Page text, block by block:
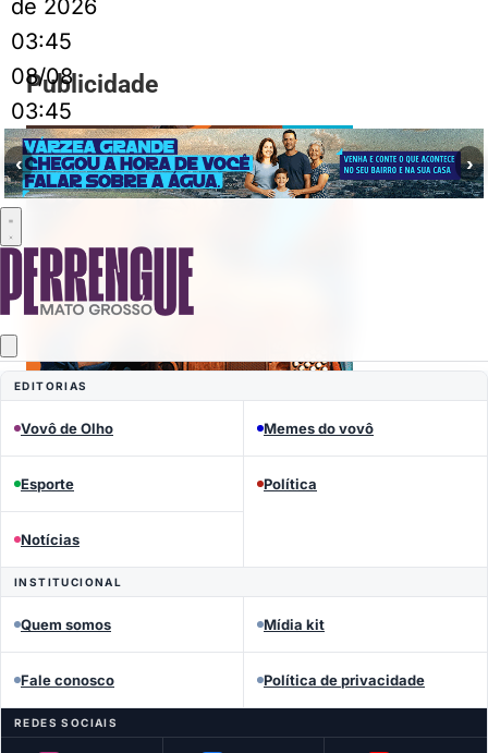
de 2026
03:45
08/08
03:45
‹ ›
EDITORIAS
Vovô de Olho Memes do vovô
Esporte Política
Notícias
INSTITUCIONAL
Quem somos Mídia kit
Fale conosco Política de privacidade
REDES SOCIAIS
Publicidade
Mais lidas